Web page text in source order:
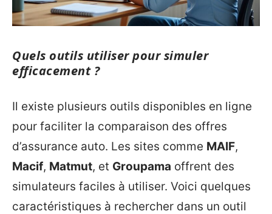
Quels outils utiliser pour simuler
efficacement ?
Il existe plusieurs outils disponibles en ligne
pour faciliter la comparaison des offres
d’assurance auto. Les sites comme MAIF,
Macif, Matmut, et Groupama offrent des
simulateurs faciles à utiliser. Voici quelques
caractéristiques à rechercher dans un outil